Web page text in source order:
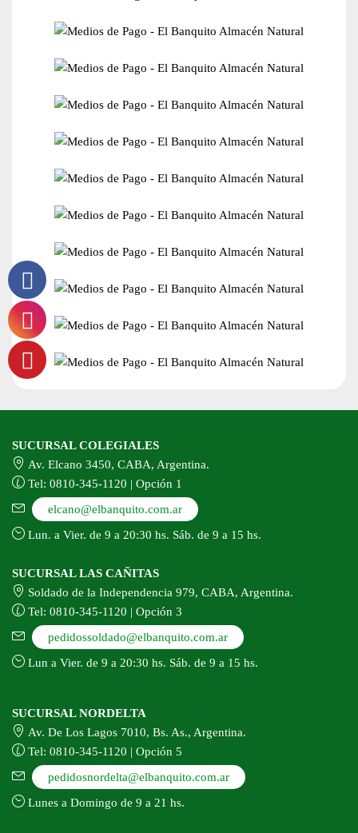
SUCURSAL COLEGIALES
Av. Elcano 3450, CABA, Argentina.
Tel: 0810-345-1120 | Opción 1
elcano@elbanquito.com.ar
Lun. a Vier. de 9 a 20:30 hs. Sáb. de 9 a 15 hs.
SUCURSAL LAS CAÑITAS
Soldado de la Independencia 979, CABA, Argentina.
Tel: 0810-345-1120 | Opción 3
pedidossoldado@elbanquito.com.ar
Lun a Vier. de 9 a 20:30 hs. Sáb. de 9 a 15 hs.
SUCURSAL NORDELTA
Av. De Los Lagos 7010, Bs. As., Argentina.
Tel: 0810-345-1120 | Opción 5
pedidosnordelta@elbanquito.com.ar
Lunes a Domingo de 9 a 21 hs.